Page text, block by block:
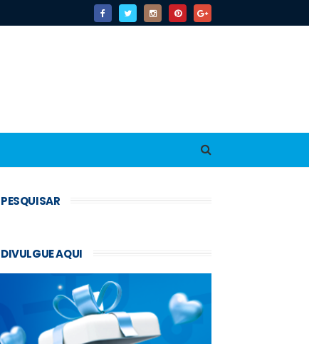
PESQUISAR
DIVULGUE AQUI